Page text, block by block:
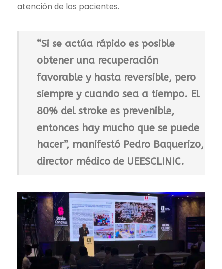
atención de los pacientes.
“Si se actúa rápido es posible
obtener una recuperación
favorable y hasta reversible, pero
siempre y cuando sea a tiempo. El
80% del stroke es prevenible,
entonces hay mucho que se puede
hacer”, manifestó Pedro Baquerizo,
director médico de UEESCLINIC.